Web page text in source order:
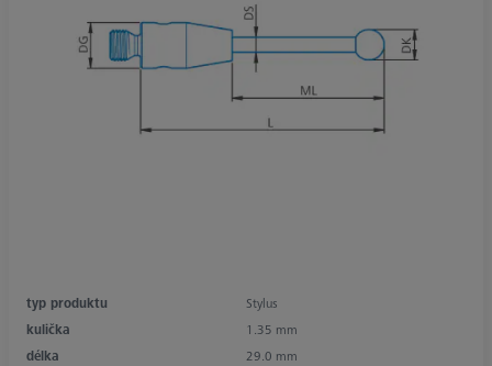
typ produktu
Stylus
kulička
1.35 mm
délka
29.0 mm